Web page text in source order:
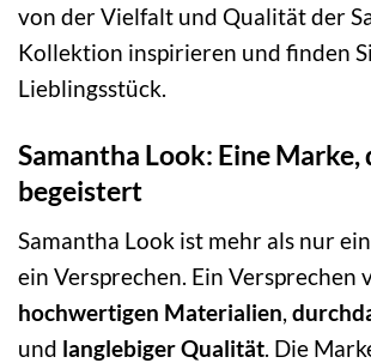
von der Vielfalt und Qualität der
Kollektion inspirieren und finden
Lieblingsstück.
Samantha Look: Eine Marke,
begeistert
Samantha Look ist mehr als nur
ein Versprechen. Ein Versprechen
hochwertigen Materialien,
und langlebiger Qualität. Die